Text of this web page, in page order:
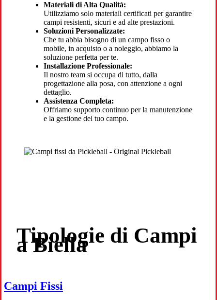
Materiali di Alta Qualità:
Utilizziamo solo materiali certificati per garantire
campi resistenti, sicuri e ad alte prestazioni.
Soluzioni Personalizzate:
Che tu abbia bisogno di un campo fisso o
mobile, in acquisto o a noleggio, abbiamo la
soluzione perfetta per te.
Installazione Professionale:
Il nostro team si occupa di tutto, dalla
progettazione alla posa, con attenzione a ogni
dettaglio.
Assistenza Completa:
Offriamo supporto continuo per la manutenzione
e la gestione del tuo campo.
Tipologie di Campi
a Biella
Campi Fissi